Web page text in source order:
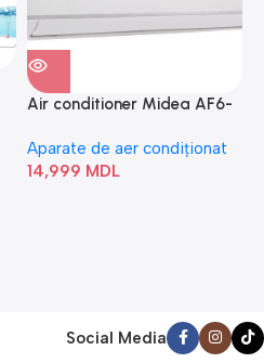
Air conditioner Midea AF6-
Aparate de aer condiționat
14,999 MDL
Social Media